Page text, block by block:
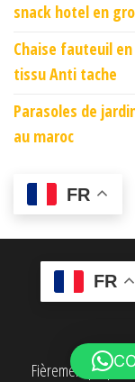
snack hotel en
Chaise fauteuil
tissu Anti tache
Parasoles de
au maroc
FR
FR
Fièrement